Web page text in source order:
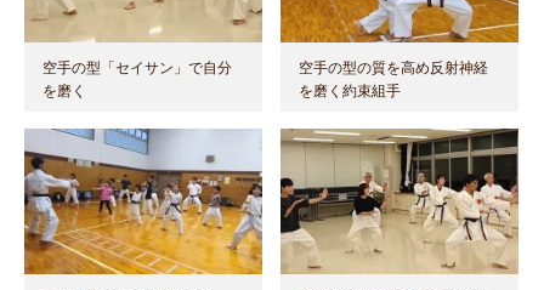
空手の型「セイサン」で自分
を磨く
空手の型の質を高め反射神経
を磨く約束組手